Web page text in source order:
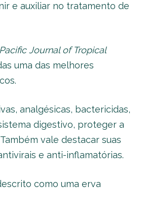
e auxiliar no tratamento de
Journal of Tropical
uma das melhores
analgésicas, bactericidas,
digestivo, proteger a
vale destacar suas
e anti-inflamatórias.
como uma erva